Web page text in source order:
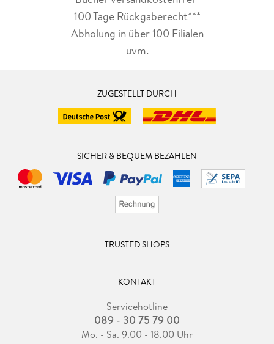
100 Tage Rückgaberecht***
Abholung in über 100 Filialen
uvm.
ZUGESTELLT DURCH
SICHER & BEQUEM BEZAHLEN
TRUSTED SHOPS
KONTAKT
Servicehotline
089 - 30 75 79 00
Mo. - Sa. 9.00 - 18.00 Uhr